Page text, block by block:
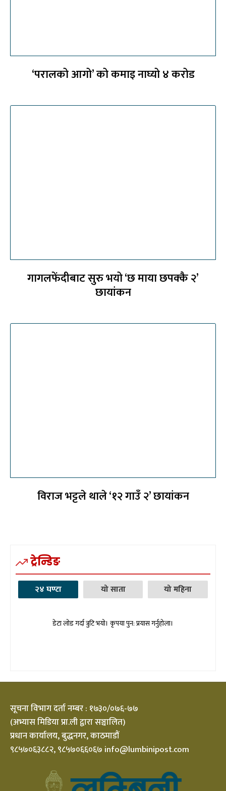
‘परालको आगो’ को कमाइ नाघ्यो ४ करोड
गागलफेंदीबाट सुरु भयो ‘छ माया छपक्कै २’
छायांकन
विराज भट्टले थाले ‘१२ गाउँ २’ छायांकन
ट्रेन्डिङ
२४ घण्टा यो साता यो महिना
डेटा लोड गर्दा त्रुटि भयो। कृपया पुन: प्रयास गर्नुहोला।
सूचना विभाग दर्ता नम्बर : १७३०/०७६-७७
(अभ्यास मिडिया प्रा.ली द्वारा सञ्चालित)
प्रधान कार्यालय, बुद्धनगर, काठमाडौं
९८५७०६३८८२, ९८५७०६६०६७ info@lumbinipost.com